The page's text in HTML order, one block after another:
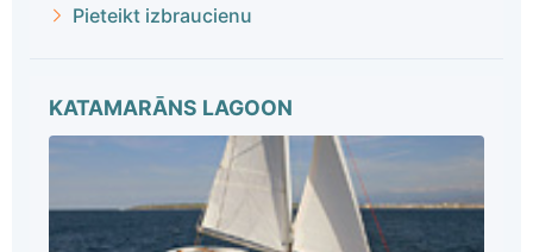
Pieteikt izbraucienu
KATAMARĀNS LAGOON